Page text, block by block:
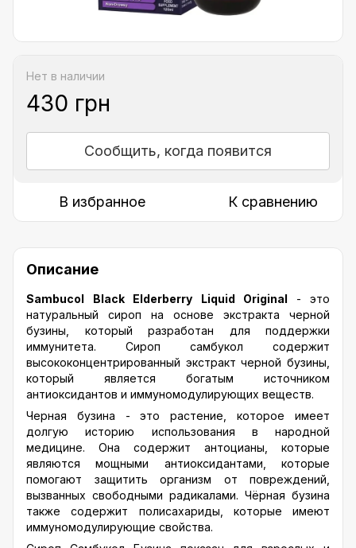
Нет в наличии
430 грн
Сообщить, когда появится
В избранное К сравнению
Описание
Sambucol Black Elderberry Liquid Original - это
натуральный сироп на основе экстракта черной
бузины, который разработан для поддержки
иммунитета. Сироп самбукол содержит
высококонцентрированный экстракт черной бузины,
который является богатым источником
антиоксидантов и иммуномодулирующих веществ.
Черная бузина - это растение, которое имеет
долгую историю использования в народной
медицине. Она содержит антоцианы, которые
являются мощными антиоксидантами, которые
помогают защитить организм от повреждений,
вызванных свободными радикалами. Чёрная бузина
также содержит полисахариды, которые имеют
иммуномодулирующие свойства.